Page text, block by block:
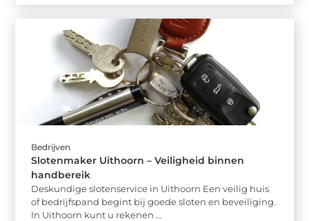
Bedrijven
Slotenmaker Uithoorn – Veiligheid binnen
handbereik
Deskundige slotenservice in Uithoorn Een veilig huis
of bedrijfspand begint bij goede sloten en beveiliging.
In Uithoorn kunt u rekenen ...